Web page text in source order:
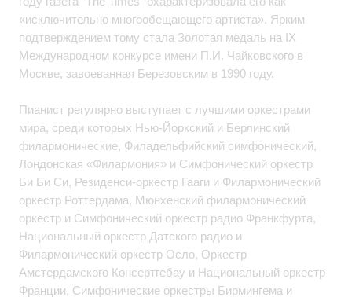
«исключительно многообещающего артиста». Ярким
подтверждением тому стала Золотая медаль на IX
Международном конкурсе имени П.И. Чайковского в
Москве, завоеванная Березовским в 1990 году.
Пианист регулярно выступает с лучшими оркестрами
мира, среди которых Нью-Йоркский и Берлинский
филармонические, Филадельфийский симфонический,
Лондонская «Филармония» и Симфонический оркестр
Би Би Си, Резиденси-оркестр Гааги и Филармонический
оркестр Роттердама, Мюнхенский филармонический
оркестр и Симфонический оркестр радио Франкфурта,
Национальный оркестр Датского радио и
Филармонический оркестр Осло, Оркестр
Амстердамского Консертгебау и Национальный оркестр
Франции, Симфонические оркестры Бирмингема и